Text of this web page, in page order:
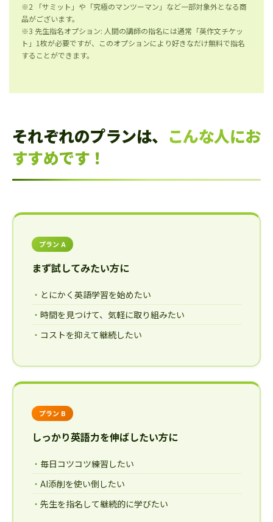
※2 「サミット」や「究極のマンツーマン」など一部対象外となる商
品がございます。
※3 先生指名オプション: 人間の講師の指名には通常「英作文チケッ
ト」1枚が必要ですが、このオプションにより好きなだけ無料で指名
することができます。
それぞれのプランは、 こんな人にお
すすめです！
プラン A
まず試してみたい方に
とにかく英語学習を始めたい
時間を見つけて、気軽に取り組みたい
コストを抑えて継続したい
プラン B
しっかり英語力を伸ばしたい方に
毎日コツコツ練習したい
AI添削を使い倒したい
先生を指名して継続的に学びたい